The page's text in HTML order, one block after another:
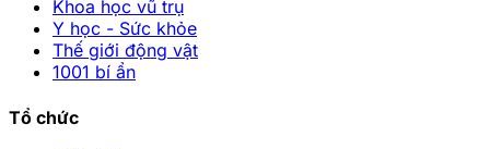
Khoa học vũ trụ
Y học - Sức khỏe
Thế giới động vật
1001 bí ẩn
Tổ chức